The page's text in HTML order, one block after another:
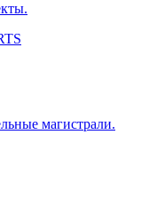
магистрали.